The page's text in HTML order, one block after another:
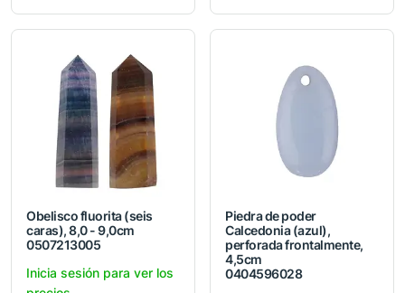
Obelisco fluorita (seis
caras), 8,0 - 9,0cm
0507213005
Inicia sesión para ver los
Piedra de poder
Calcedonia (azul),
perforada frontalmente,
4,5cm
0404596028